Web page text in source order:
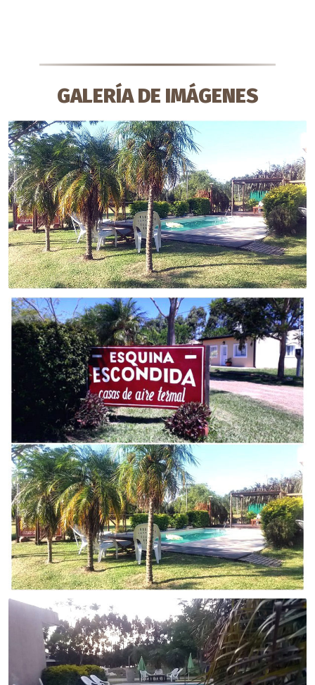
GALERÍA DE IMÁGENES